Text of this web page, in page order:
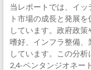
当レポートでは、イ
ト市場の成長と発展
しています。政府政
嗜好、インフラ整備
しています。この分
2,4-ペンタンジオネー